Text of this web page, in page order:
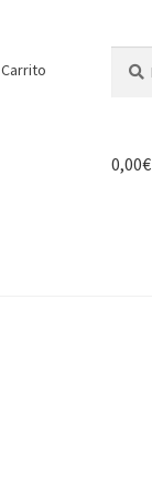
Carrito
por:
0,00€